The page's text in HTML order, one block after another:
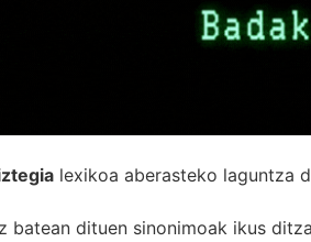
lexikoa aberasteko laguntza
batean dituen sinonimoak ikus